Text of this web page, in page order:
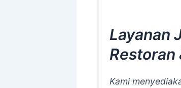
Layanan
Restoran
Kami